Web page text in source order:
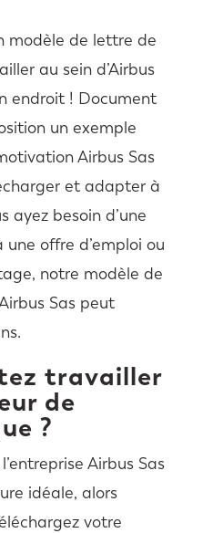
modèle de lettre de
au sein d’Airbus
endroit ! Document
un exemple
Airbus Sas
et adapter à
ayez besoin d’une
offre d’emploi ou
notre modèle de
Sas peut
travailler
de
?
Airbus Sas
idéale, alors
votre